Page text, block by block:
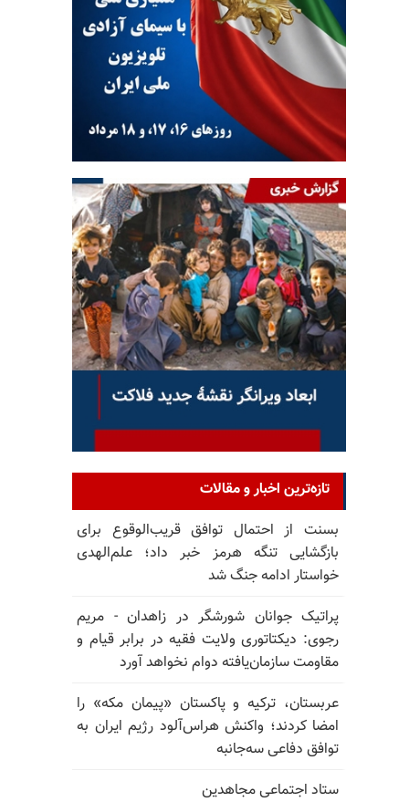
تازه‌ترین اخبار و مقالات
بسنت از احتمال توافق قریب‌الوقوع برای
بازگشایی تنگه هرمز خبر داد؛ علم‌الهدی
خواستار ادامه جنگ شد
پراتیک جوانان شورشگر در زاهدان - مریم
رجوی: دیکتاتوری ولایت فقیه در برابر قیام و
مقاومت سازمان‌یافته دوام نخواهد آورد
عربستان، ترکیه و پاکستان «پیمان مکه» را
امضا کردند؛ واکنش هراس‌آلود رژیم ایران به
توافق دفاعی سه‌جانبه
ستاد اجتماعی مجاهدین